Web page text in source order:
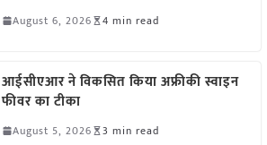
August 6, 2026 4 min read
आईसीएआर ने विकसित किया अफ्रीकी स्वाइन
फीवर का टीका
August 5, 2026 3 min read